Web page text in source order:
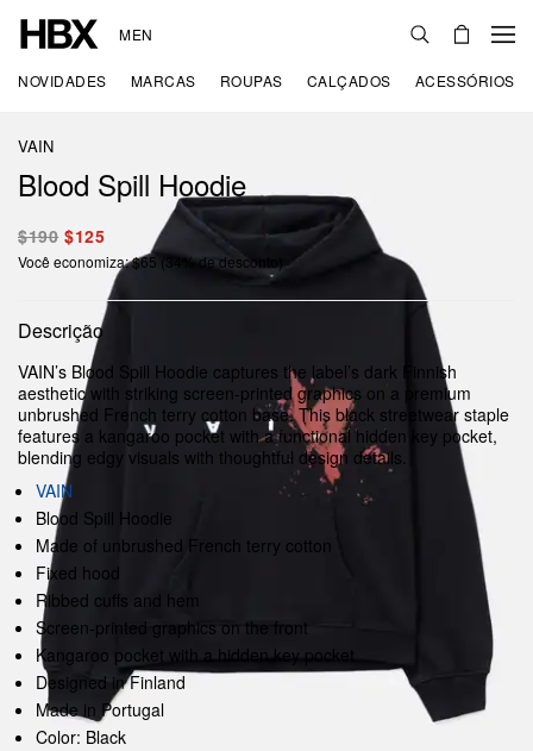
MEN
NOVIDADES MARCAS ROUPAS CALÇADOS ACESSÓRIOS
VAIN
Blood Spill Hoodie
$190 $125
Você economiza: $65 (34% de desconto)
Descrição
VAIN’s Blood Spill Hoodie captures the label’s dark Finnish
aesthetic with striking screen-printed graphics on a premium
unbrushed French terry cotton base. This black streetwear staple
features a kangaroo pocket with a functional hidden key pocket,
blending edgy visuals with thoughtful design details.
VAIN
Blood Spill Hoodie
Made of unbrushed French terry cotton
Fixed hood
Ribbed cuffs and hem
Screen-printed graphics on the front
Kangaroo pocket with a hidden key pocket
Designed in Finland
Made in Portugal
Color: Black